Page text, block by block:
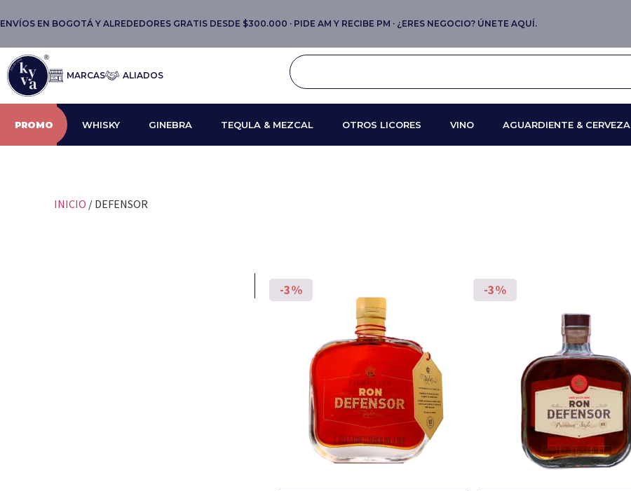
ENVÍOS EN BOGOTÁ Y ALREDEDORES GRATIS DESDE $300.000 · PIDE AM Y RECIBE PM · ¿ERES NEGOCIO? ÚNETE AQUÍ.
MARCAS ALIADOS
PROMO WHISKY GINEBRA TEQULA & MEZCAL OTROS LICORES VINO AGUARDIENTE & CERVEZA
INICIO / DEFENSOR
-3% -3%